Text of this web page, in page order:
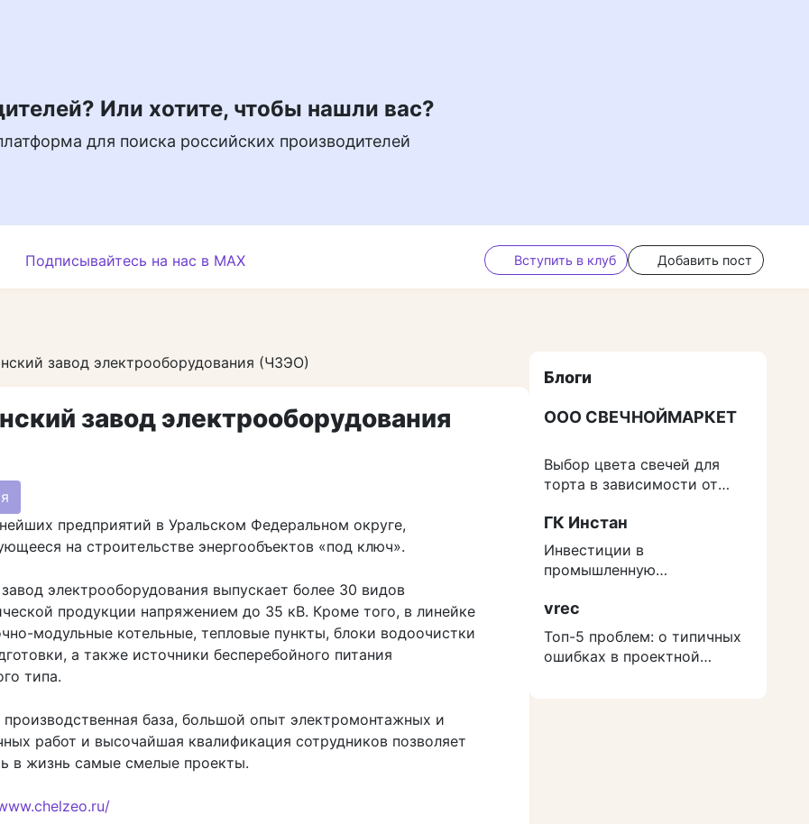
Или хотите, чтобы нашли вас?
для поиска российских производителей
Подписывайтесь на нас в MAX Вступить в клуб Добавить пост
завод электрооборудования (ЧЗЭО)
завод электрооборудования
предприятий в Уральском Федеральном округе,
на строительстве энергообъектов «под ключ».
электрооборудования выпускает более 30 видов
продукции напряжением до 35 кВ. Кроме того, в линейке
модульные котельные, тепловые пункты, блоки водоочистки
а также источники бесперебойного питания
типа.
база, большой опыт электромонтажных и
работ и высочайшая квалификация сотрудников позволяет
в жизнь самые смелые проекты.
Блоги
ООО СВЕЧНОЙМАРКЕТ
Выбор цвета свечей для
торта в зависимости от
ГК Инстан
Инвестиции в
промышленную
защититься от роста
расходов на строительство
vrec
Топ-5 проблем: о типичных
ошибках в проектной